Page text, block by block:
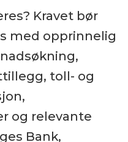
Kravet bør
med opprinnelig
toll- og
og relevante
Bank,